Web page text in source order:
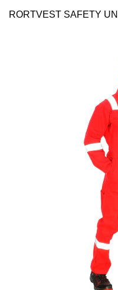
RORTVEST SAFETY